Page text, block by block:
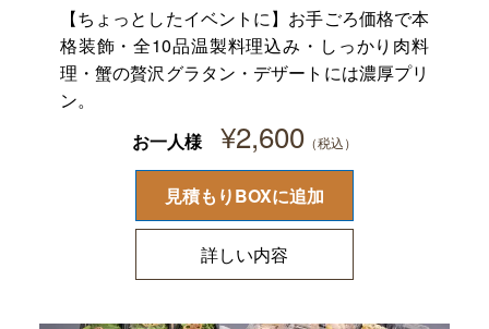
【ちょっとしたイベントに】お手ごろ価格で本
格装飾・全10品温製料理込み・しっかり肉料
理・蟹の贅沢グラタン・デザートには濃厚プリ
ン。
お一人様
¥2,600
詳しい内容
見積もりBOXに追加